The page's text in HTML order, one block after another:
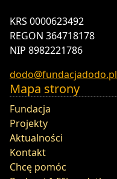
KRS 0000623492
REGON 364718178
NIP 8982221786
dodo@fundacjadodo.pl
Mapa strony
Fundacja
Projekty
Aktualności
Kontakt
Chcę pomóc